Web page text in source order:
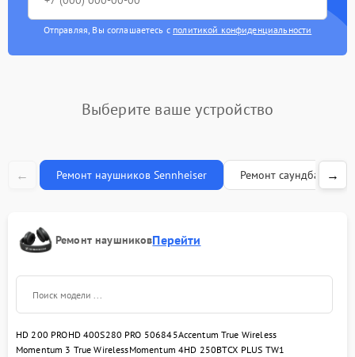
Отправляя, Вы соглашаетесь с политикой конфиденциальности
Выберите ваше устройство
← Ремонт наушников Sennheiser Ремонт саундбаров
→
Ремонт наушниковПерейти
HD 200 PROHD 400S280 PRO 506845Accentum True Wireless
Momentum 3 True WirelessMomentum 4HD 250BTCX PLUS TW1